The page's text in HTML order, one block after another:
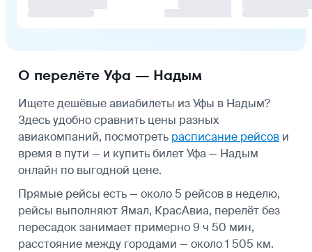
О перелёте Уфа — Надым
Ищете дешёвые авиабилеты из Уфы в Надым?
Здесь удобно сравнить цены разных
авиакомпаний, посмотреть расписание рейсов и
время в пути — и купить билет Уфа — Надым
онлайн по выгодной цене.
Прямые рейсы есть — около 5 рейсов в неделю,
рейсы выполняют Ямал, КрасАвиа, перелёт без
пересадок занимает примерно 9 ч 50 мин,
расстояние между городами — около 1 505 км.